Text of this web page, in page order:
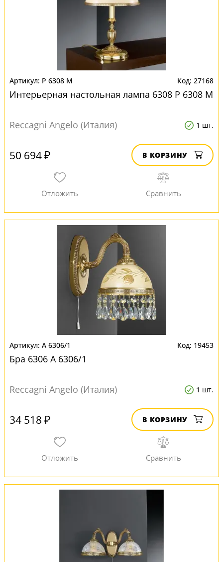
P 6308 M 27168
Интерьерная настольная лампа 6308 P 6308 M
Reccagni Angelo (Италия) 1 шт.
50 694 ₽ В КОРЗИНУ
A 6306/1 19453
Бра 6306 A 6306/1
Reccagni Angelo (Италия) 1 шт.
34 518 ₽ В КОРЗИНУ